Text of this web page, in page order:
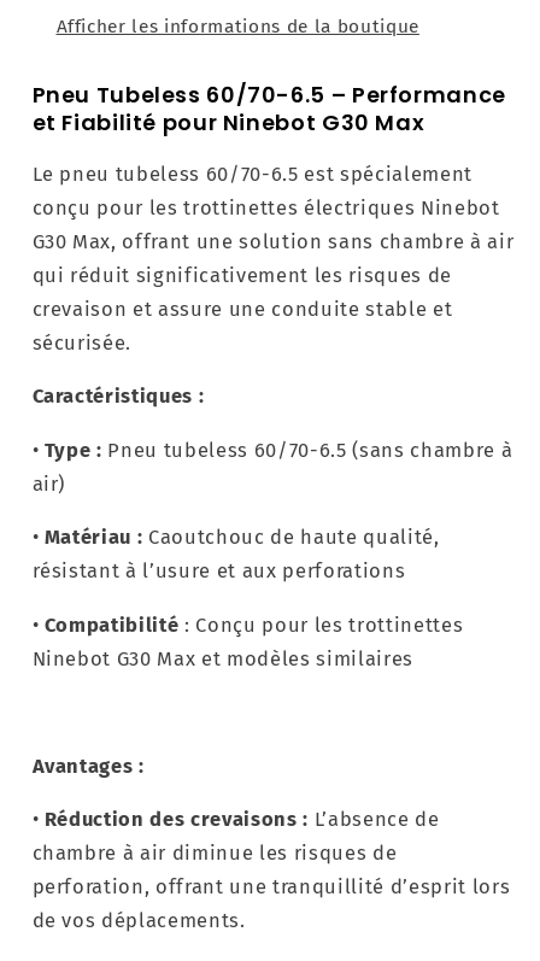
Afficher les informations de la boutique
Pneu Tubeless 60/70-6.5 – Performance
et Fiabilité pour Ninebot G30 Max
Le pneu tubeless 60/70-6.5 est spécialement
conçu pour les trottinettes électriques Ninebot
G30 Max, offrant une solution sans chambre à air
qui réduit significativement les risques de
crevaison et assure une conduite stable et
sécurisée.
Caractéristiques :
• Type : Pneu tubeless 60/70-6.5 (sans chambre à
air)
• Matériau : Caoutchouc de haute qualité,
résistant à l’usure et aux perforations
• Compatibilité : Conçu pour les trottinettes
Ninebot G30 Max et modèles similaires
Avantages :
• Réduction des crevaisons : L’absence de
chambre à air diminue les risques de
perforation, offrant une tranquillité d’esprit lors
de vos déplacements.